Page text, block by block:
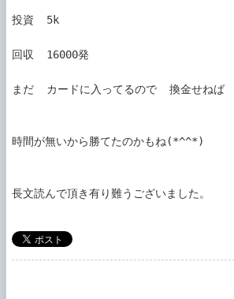
投資  5k
回収  16000発
まだ  カードに入ってるので  換金せねば
時間が無いから勝てたのかもね(*^^*)
長文読んで頂き有り難うございました。